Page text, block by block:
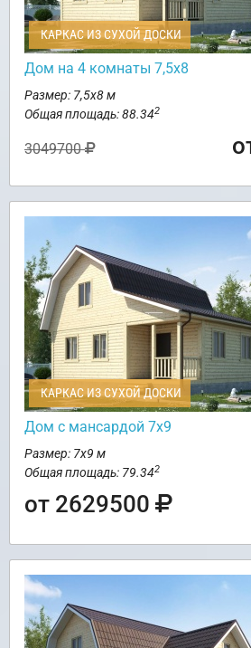
КАРКАС ИЗ СУХОЙ ДОСКИ
Дом на 4 комнаты 7,5х8
Размер: 7,5х8 м
Общая площадь: 88.342
3049700
КАРКАС ИЗ СУХОЙ ДОСКИ
Дом с мансардой 7х9
Размер: 7х9 м
Общая площадь: 79.342
от 2629500